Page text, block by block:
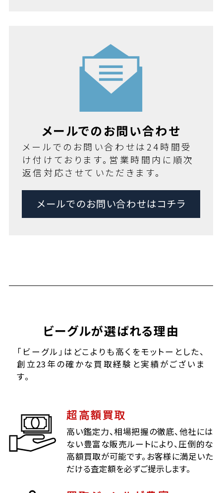
メールでのお問い合わせ
メールでのお問い合わせは24時間受
け付けております。営業時間内に順次
返信対応させていただきます。
メールでのお問い合わせはコチラ
ビーグルが選ばれる理由
「ビーグル」はどこよりも高くをモットーとした、
創立23年の確かな買取経験と実績がございま
す。
超高額買取
高い鑑定力、相場把握の徹底、他社には
ない豊富な販売ルートにより、圧倒的な
高額買取が可能です。お客様に満足いた
だける査定額を必ずご提示します。